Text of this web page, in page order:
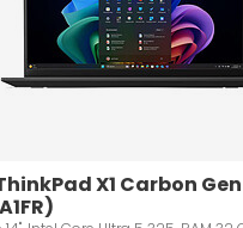
X1 Carbon Gen